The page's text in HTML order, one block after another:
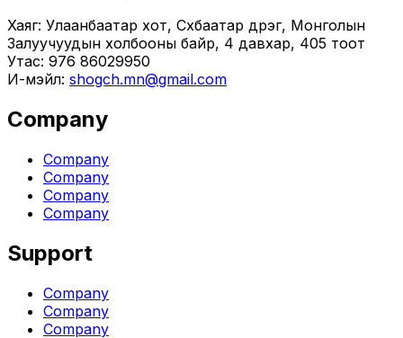
Хаяг: Улаанбаатар хот, Сүхбаатар дүүрэг, Монголын
Залуучуудын холбооны байр, 4 давхар, 405 тоот
Утас: 976 86029950
И-мэйл: shogch.mn@gmail.com
Company
Company
Company
Company
Company
Support
Company
Company
Company